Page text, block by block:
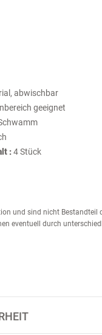
abwischbar
geeignet
:4 Stück
und sind nicht Bestandteil
eventuell durch